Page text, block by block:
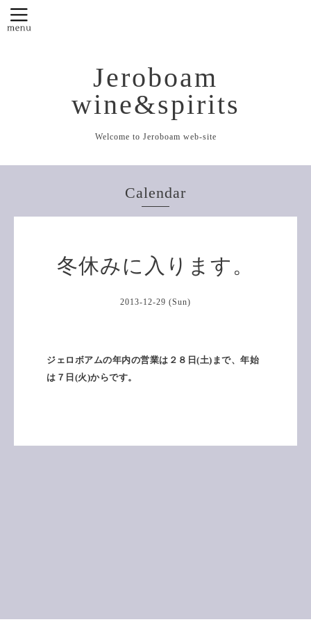
Jeroboam
wine&spirits
Welcome to Jeroboam web-site
Calendar
冬休みに入ります。
2013-12-29 (Sun)
ジェロボアムの年内の営業は２８日(土)まで、年始
は７日(火)からです。